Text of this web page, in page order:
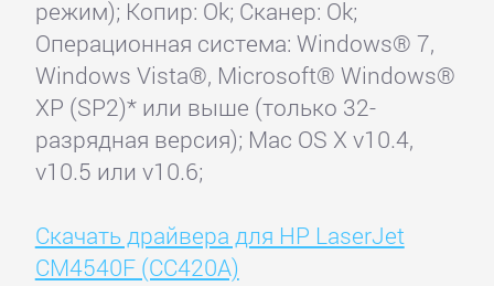
режим); Копир: Ok; Сканер: Ok;
Операционная система: Windows® 7,
Windows Vista®, Microsoft® Windows®
XP (SP2)* или выше (только 32-
разрядная версия); Mac OS X v10.4,
v10.5 или v10.6;
Скачать драйвера для HP LaserJet
CM4540F (CC420A)